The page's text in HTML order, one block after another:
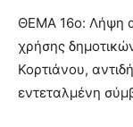
ΘΕΜΑ 16ο: Λήψη
χρήσης
Κορτιάνου,
εντεταλμένη